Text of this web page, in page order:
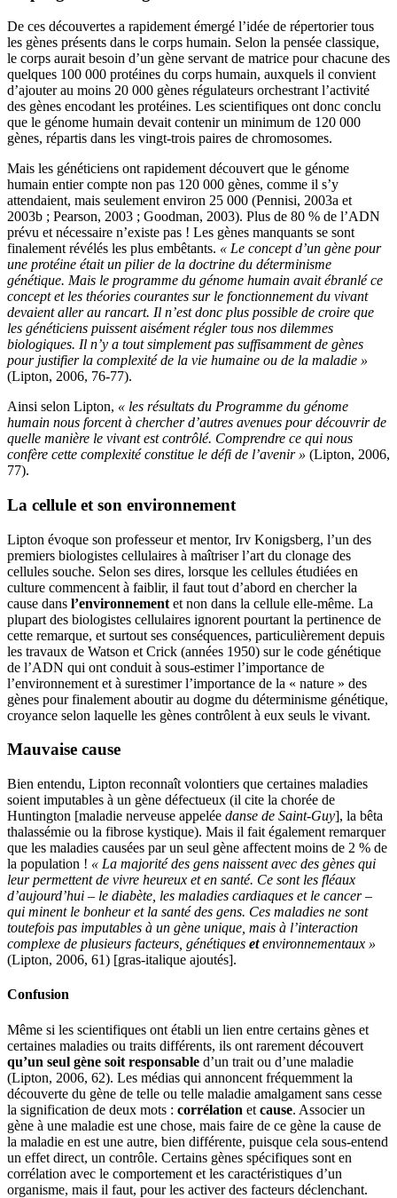
De ces découvertes a rapidement émergé l’idée de répertorier tous
les gènes présents dans le corps humain. Selon la pensée classique,
le corps aurait besoin d’un gène servant de matrice pour chacune des
quelques 100 000 protéines du corps humain, auxquels il convient
d’ajouter au moins 20 000 gènes régulateurs orchestrant l’activité
des gènes encodant les protéines. Les scientifiques ont donc conclu
que le génome humain devait contenir un minimum de 120 000
gènes, répartis dans les vingt-trois paires de chromosomes.
Mais les généticiens ont rapidement découvert que le génome
humain entier compte non pas 120 000 gènes, comme il s’y
attendaient, mais seulement environ 25 000 (Pennisi, 2003a et
2003b ; Pearson, 2003 ; Goodman, 2003). Plus de 80 % de l’ADN
prévu et nécessaire n’existe pas ! Les gènes manquants se sont
finalement révélés les plus embêtants. « Le concept d’un gène pour
une protéine était un pilier de la doctrine du déterminisme
génétique. Mais le programme du génome humain avait ébranlé ce
concept et les théories courantes sur le fonctionnement du vivant
devaient aller au rancart. Il n’est donc plus possible de croire que
les généticiens puissent aisément régler tous nos dilemmes
biologiques. Il n’y a tout simplement pas suffisamment de gènes
pour justifier la complexité de la vie humaine ou de la maladie »
(Lipton, 2006, 76-77).
Ainsi selon Lipton, « les résultats du Programme du génome
humain nous forcent à chercher d’autres avenues pour découvrir de
quelle manière le vivant est contrôlé. Comprendre ce qui nous
confère cette complexité constitue le défi de l’avenir » (Lipton, 2006,
77).
La cellule et son environnement
Lipton évoque son professeur et mentor, Irv Konigsberg, l’un des
premiers biologistes cellulaires à maîtriser l’art du clonage des
cellules souche. Selon ses dires, lorsque les cellules étudiées en
culture commencent à faiblir, il faut tout d’abord en chercher la
cause dans l’environnement et non dans la cellule elle-même. La
plupart des biologistes cellulaires ignorent pourtant la pertinence de
cette remarque, et surtout ses conséquences, particulièrement depuis
les travaux de Watson et Crick (années 1950) sur le code génétique
de l’ADN qui ont conduit à sous-estimer l’importance de
l’environnement et à surestimer l’importance de la « nature » des
gènes pour finalement aboutir au dogme du déterminisme génétique,
croyance selon laquelle les gènes contrôlent à eux seuls le vivant.
Mauvaise cause
Bien entendu, Lipton reconnaît volontiers que certaines maladies
soient imputables à un gène défectueux (il cite la chorée de
Huntington [maladie nerveuse appelée danse de Saint-Guy], la bêta
thalassémie ou la fibrose kystique). Mais il fait également remarquer
que les maladies causées par un seul gène affectent moins de 2 % de
la population ! « La majorité des gens naissent avec des gènes qui
leur permettent de vivre heureux et en santé. Ce sont les fléaux
d’aujourd’hui – le diabète, les maladies cardiaques et le cancer –
qui minent le bonheur et la santé des gens. Ces maladies ne sont
toutefois pas imputables à un gène unique, mais à l’interaction
complexe de plusieurs facteurs, génétiques etenvironnementaux »
(Lipton, 2006, 61) [gras-italique ajoutés].
Confusion
Même si les scientifiques ont établi un lien entre certains gènes et
certaines maladies ou traits différents, ils ont rarement découvert
qu’un seul gène soit responsable d’un trait ou d’une maladie
(Lipton, 2006, 62). Les médias qui annoncent fréquemment la
découverte du gène de telle ou telle maladie amalgament sans cesse
la signification de deux mots : corrélation et cause. Associer un
gène à une maladie est une chose, mais faire de ce gène la cause de
la maladie en est une autre, bien différente, puisque cela sous-entend
un effet direct, un contrôle. Certains gènes spécifiques sont en
corrélation avec le comportement et les caractéristiques d’un
organisme, mais il faut, pour les activer des facteurs déclenchant.